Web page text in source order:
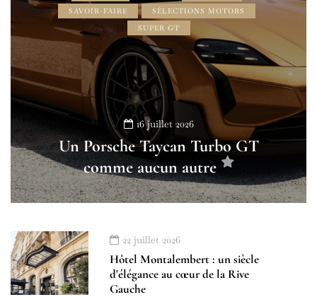
SAVOIR-FAIRE
SÉLECTIONS MOTORS
SUPER GT
16 juillet 2026
Un Porsche Taycan Turbo GT
comme aucun autre
22 juillet 2026
Hôtel Montalembert : un siècle
d'élégance au cœur de la Rive
Gauche